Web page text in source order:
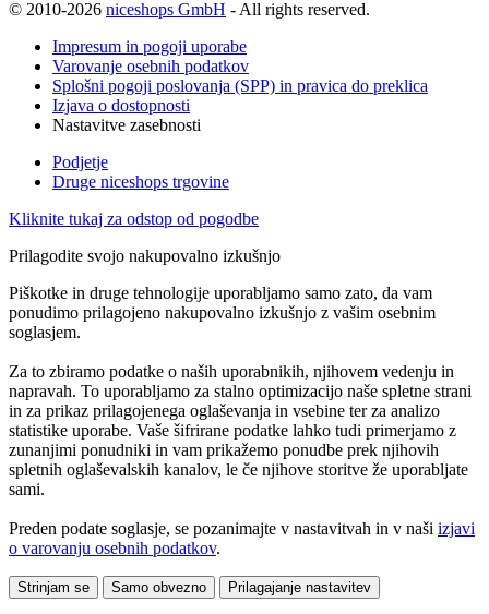
© 2010-2026 niceshops GmbH - All rights reserved.
Impresum in pogoji uporabe
Varovanje osebnih podatkov
Splošni pogoji poslovanja (SPP) in pravica do preklica
Izjava o dostopnosti
Nastavitve zasebnosti
Podjetje
Druge niceshops trgovine
Kliknite tukaj za odstop od pogodbe
Prilagodite svojo nakupovalno izkušnjo
Piškotke in druge tehnologije uporabljamo samo zato, da vam
ponudimo prilagojeno nakupovalno izkušnjo z vašim osebnim
soglasjem.
Za to zbiramo podatke o naših uporabnikih, njihovem vedenju in
napravah. To uporabljamo za stalno optimizacijo naše spletne strani
in za prikaz prilagojenega oglaševanja in vsebine ter za analizo
statistike uporabe. Vaše šifrirane podatke lahko tudi primerjamo z
zunanjimi ponudniki in vam prikažemo ponudbe prek njihovih
spletnih oglaševalskih kanalov, le če njihove storitve že uporabljate
sami.
Preden podate soglasje, se pozanimajte v nastavitvah in v naši izjavi
o varovanju osebnih podatkov.
Strinjam se Samo obvezno Prilagajanje nastavitev